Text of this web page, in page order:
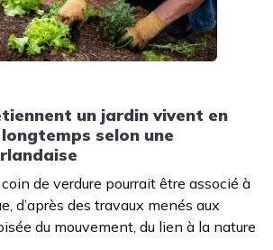
un jardin vivent en
selon une
coin de verdure pourrait être associé à
d’après des travaux menés aux
du mouvement, du lien à la nature